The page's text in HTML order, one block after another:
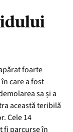
foarte
care a fost
sa și a
această teribilă
Cele 14
fi parcurse în